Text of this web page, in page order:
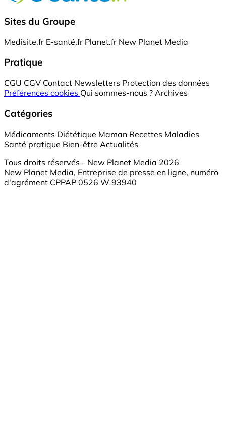
Sites du Groupe
Medisite.fr E-santé.fr Planet.fr New Planet Media
Pratique
CGU CGV Contact Newsletters Protection des données
Préférences cookies Qui sommes-nous ? Archives
Catégories
Médicaments Diététique Maman Recettes Maladies
Santé pratique Bien-être Actualités
Tous droits réservés - New Planet Media 2026
New Planet Media, Entreprise de presse en ligne, numéro
d'agrément CPPAP 0526 W 93940